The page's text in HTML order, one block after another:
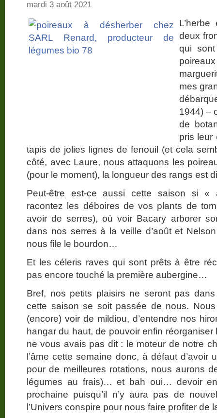
mardi 3 août 2021
deux
qui
mes
1944) –
de
pris leur
tapis de jolies lignes de fenouil (et cela
côté, avec Laure, nous attaquons les
(pour le moment), la longueur des rangs est
Peut-être est-ce aussi cette saison si «
racontez les déboires de vos plants de
avoir de serres), où voir Bacary arborer
dans nos serres à la veille d’août et
nous file le bourdon…
Et les céleris raves qui sont prêts à être
pas encore touché la première aubergine…
Bref, nos petits plaisirs ne seront pas dans
cette saison se soit passée de nous.
(encore) voir de mildiou, d’entendre nos
hangar du haut, de pouvoir enfin
ne vous avais pas dit : le moteur de notre
l’âme cette semaine donc, à défaut
pour de meilleures rotations, nous aurons
légumes au frais)… et bah oui… devoir
prochaine puisqu’il n’y aura pas de
l’Univers conspire pour nous faire profiter